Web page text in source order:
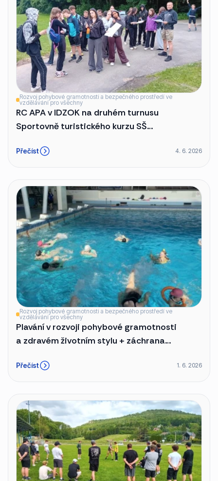
Rozvoj pohybové gramotnosti a bezpečného prostředí ve
vzdělávání pro všechny
RC APA v IDZOK na druhém turnusu
Sportovně turistického kurzu SŠ
Přečíst 4. 6. 2026
Rozvoj pohybové gramotnosti a bezpečného prostředí ve
vzdělávání pro všechny
Plavání v rozvoji pohybové gramotnosti
a zdravém životním stylu + záchrana
Přečíst 1. 6. 2026